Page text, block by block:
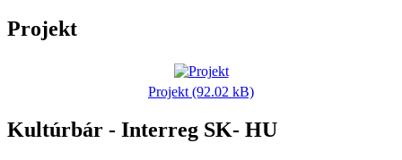
Projekt
Projekt (92.02 kB)
Kultúrbár - Interreg SK- HU